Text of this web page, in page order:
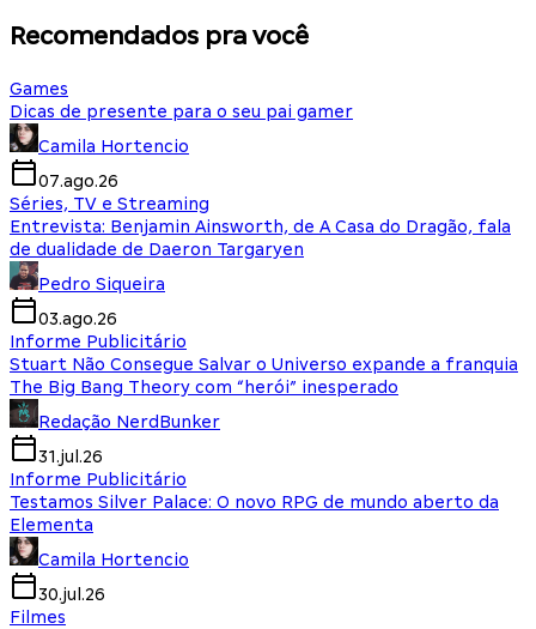
Recomendados pra você
Games
Dicas de presente para o seu pai gamer
Camila Hortencio
07.ago.26
Séries, TV e Streaming
Entrevista: Benjamin Ainsworth, de A Casa do Dragão, fala
de dualidade de Daeron Targaryen
Pedro Siqueira
03.ago.26
Informe Publicitário
Stuart Não Consegue Salvar o Universo expande a franquia
The Big Bang Theory com “herói” inesperado
Redação NerdBunker
31.jul.26
Informe Publicitário
Testamos Silver Palace: O novo RPG de mundo aberto da
Elementa
Camila Hortencio
30.jul.26
Filmes